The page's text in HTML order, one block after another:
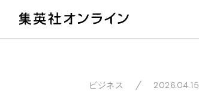
ビジネス 2026.04.15